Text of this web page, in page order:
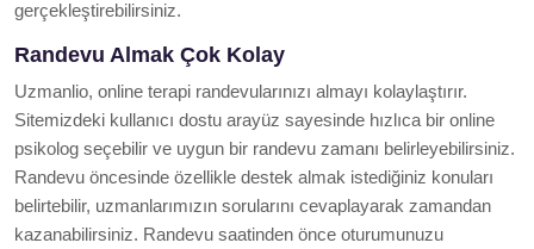
gerçekleştirebilirsiniz.
Randevu Almak Çok Kolay
Uzmanlio, online terapi randevularınızı almayı kolaylaştırır.
Sitemizdeki kullanıcı dostu arayüz sayesinde hızlıca bir online
psikolog seçebilir ve uygun bir randevu zamanı belirleyebilirsiniz.
Randevu öncesinde özellikle destek almak istediğiniz konuları
belirtebilir, uzmanlarımızın sorularını cevaplayarak zamandan
kazanabilirsiniz. Randevu saatinden önce oturumunuzu